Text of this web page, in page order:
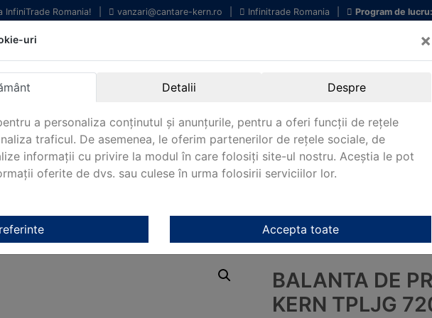
InfiniTrade Romania! vanzari@cantare-kern.ro Infinitrade Romania Program de lucru:
profesionale
laborator.
Internationala.
Oriunde in Romania.
Kern/Cantare de precizie Kern/ Balanta de precizie Kern TPLJG 720-3-A
BALANTA DE
KERN TPLJG
uri ×
Detalii Despre
a personaliza conținutul și anunțurile, pentru a oferi funcții de rețele
traficul. De asemenea, le oferim partenerilor de rețele sociale, de
informații cu privire la modul în care folosiți site-ul nostru. Aceștia le pot
oferite de dvs. sau culese în urma folosirii serviciilor lor.
Accepta toate